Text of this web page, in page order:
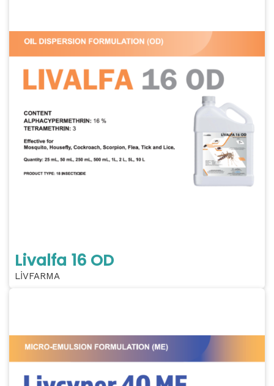
Livalfa 16 OD
LİVFARMA